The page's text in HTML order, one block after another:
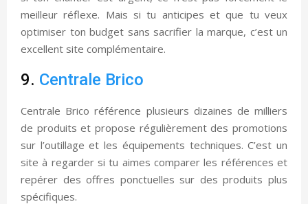
meilleur réflexe. Mais si tu anticipes et que tu veux
optimiser ton budget sans sacrifier la marque, c’est un
excellent site complémentaire.
9. Centrale Brico
Centrale Brico référence plusieurs dizaines de milliers
de produits et propose régulièrement des promotions
sur l’outillage et les équipements techniques. C’est un
site à regarder si tu aimes comparer les références et
repérer des offres ponctuelles sur des produits plus
spécifiques.